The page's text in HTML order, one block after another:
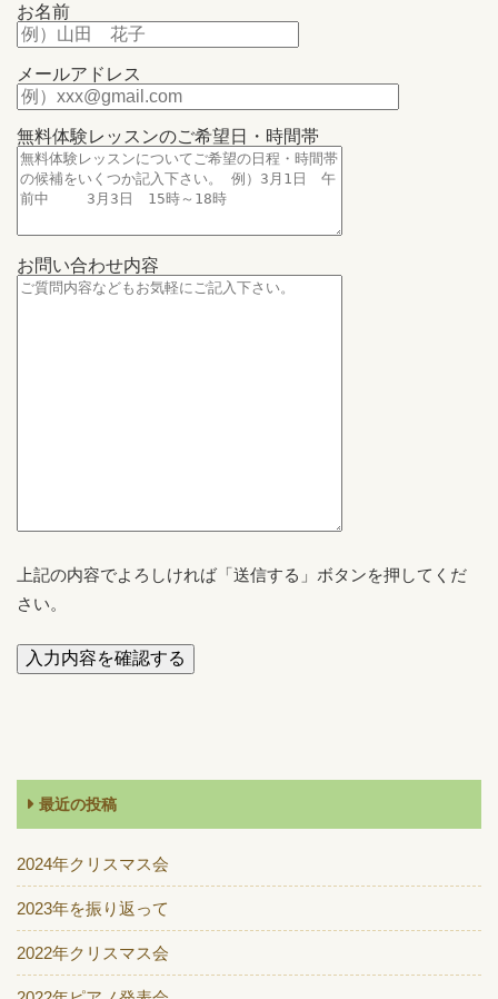
お名前
メールアドレス
無料体験レッスンのご希望日・時間帯
お問い合わせ内容
上記の内容でよろしければ「送信する」ボタンを押してくだ
さい。
最近の投稿
2024年クリスマス会
2023年を振り返って
2022年クリスマス会